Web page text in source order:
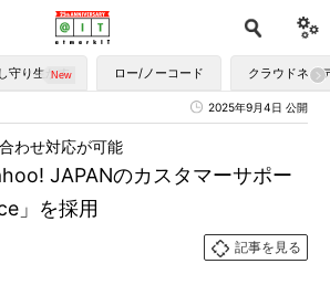
守り生かす ロー/ノーコード クラウドネイ
2025年9月4日 公開
JAPANのカスタマーサポー
」を採用
わせ対応が可能
記事を見る